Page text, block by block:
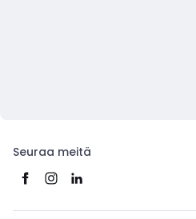
Seuraa meitä